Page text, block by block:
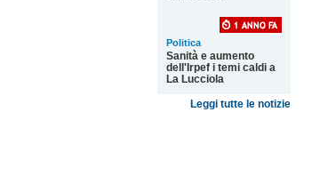
Politica
Sanità e aumento
dell'Irpef i temi caldi a
La Lucciola
Leggi tutte le notizie